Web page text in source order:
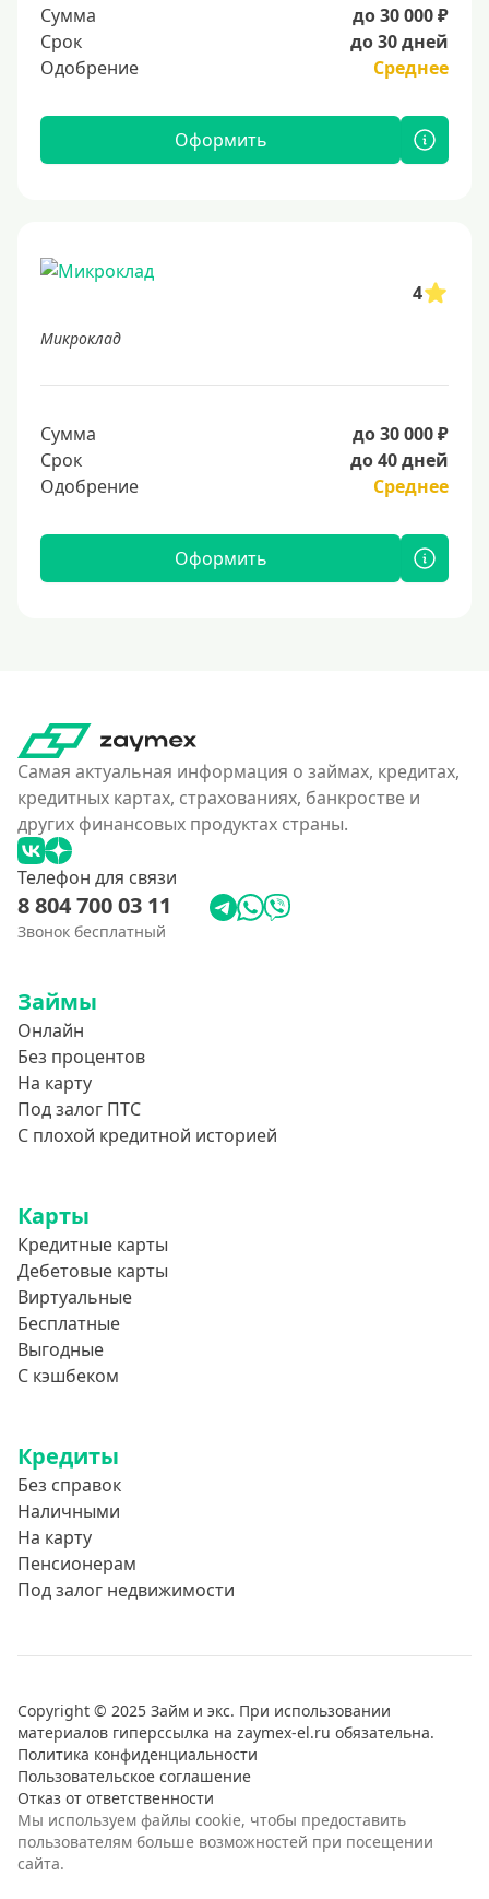
Сумма
до 30 000 ₽
Срок
до 30 дней
Одобрение
Среднее
Оформить
4
Микроклад
Сумма
до 30 000 ₽
Срок
до 40 дней
Одобрение
Среднее
Оформить
Самая актуальная информация о займах, кредитах,
кредитных картах, страхованиях, банкростве и
других финансовых продуктах страны.
Телефон для связи
8 804 700 03 11
Звонок бесплатный
Займы
Онлайн
Без процентов
На карту
Под залог ПТС
С плохой кредитной историей
Карты
Кредитные карты
Дебетовые карты
Виртуальные
Бесплатные
Выгодные
С кэшбеком
Кредиты
Без справок
Наличными
На карту
Пенсионерам
Под залог недвижимости
Copyright © 2025 Займ и экс. При использовании
материалов гиперссылка на zaymex-el.ru обязательна.
Политика конфиденциальности
Пользовательское соглашение
Отказ от ответственности
Мы используем файлы cookie, чтобы предоставить
пользователям больше возможностей при посещении
сайта.